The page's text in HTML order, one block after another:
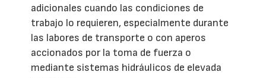
adicionales cuando las condiciones de
trabajo lo requieren, especialmente durante
las labores de transporte o con aperos
accionados por la toma de fuerza o
mediante sistemas hidráulicos de elevada